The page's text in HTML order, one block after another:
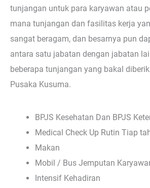
tunjangan untuk para karyawan atau
mana tunjangan dan fasilitas kerja
sangat beragam, dan besarnya pun
antara satu jabatan dengan jabatan
beberapa tunjangan yang bakal
Pusaka Kusuma.
BPJS Kesehatan Dan BPJS
Medical Check Up Rutin Tiap
Makan
Mobil / Bus Jemputan
Intensif Kehadiran